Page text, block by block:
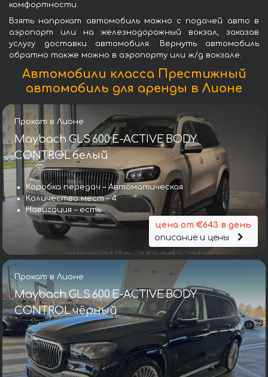
комфортности.
Взять напрокат автомобиль можно с подачей авто в
аэропорт или на железнодорожный вокзал, заказав
услугу доставки автомобиля. Вернуть автомобиль
обратно также можно в аэропорту или ж/д вокзале.
Автомобили класса Престижный
автомобиль для аренды в Лионе
Прокат в Лионе
Maybach GLS 600 E-ACTIVE BODY
CONTROL белый
Коробка передач – Автоматическая
Количество мест – 4
Навигация – есть
цена от €643 в день
описание и цены
Прокат в Лионе
Maybach GLS 600 E-ACTIVE BODY
CONTROL чёрный